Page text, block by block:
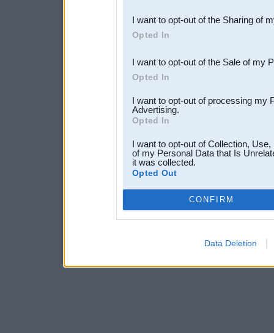
Downstream Participants
third parties.
I want to opt-out of the Sharing of
Opted In
I want to opt-out of the Sale of my
Opted In
I want to opt-out of processing my
Advertising.
Opted In
I want to opt-out of Collection,
of my Personal Data that Is
it was collected.
Opted Out
CONFIRM
Data Deletion